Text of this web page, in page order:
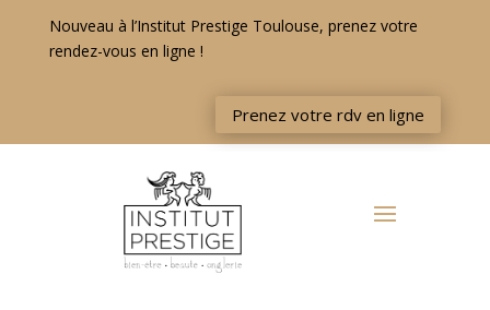
Nouveau à l’Institut Prestige Toulouse, prenez votre
rendez-vous en ligne !
Prenez votre rdv en ligne